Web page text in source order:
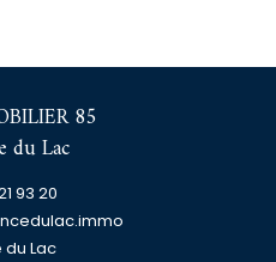
85
du Lac
93 20
du Lac